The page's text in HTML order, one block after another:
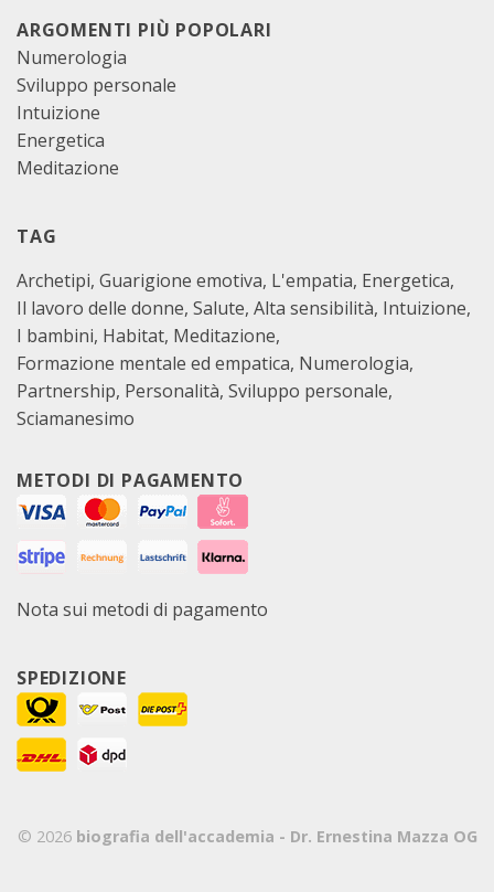
ARGOMENTI PIÙ POPOLARI
Numerologia
Sviluppo personale
Intuizione
Energetica
Meditazione
TAG
Archetipi Guarigione emotiva L'empatia Energetica
Il lavoro delle donne Salute Alta sensibilità Intuizione
I bambini Habitat Meditazione
Formazione mentale ed empatica Numerologia
Partnership Personalità Sviluppo personale
Sciamanesimo
METODI DI PAGAMENTO
Nota sui metodi di pagamento
SPEDIZIONE
© 2026 biografia dell'accademia - Dr. Ernestina Mazza OG